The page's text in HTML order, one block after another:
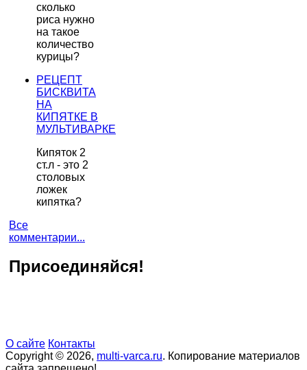
сколько
риса нужно
на такое
количество
курицы?
РЕЦЕПТ
БИСКВИТА
НА
КИПЯТКЕ В
МУЛЬТИВАРКЕ
Кипяток 2
ст.л - это 2
столовых
ложек
кипятка?
Все
комментарии...
Присоединяйся!
О сайте Контакты
Copyright © 2026, multi-varca.ru. Копирование материалов